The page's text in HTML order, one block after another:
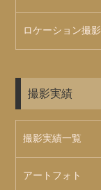
ロケーション撮影
撮影実績
撮影実績一覧
アートフォト